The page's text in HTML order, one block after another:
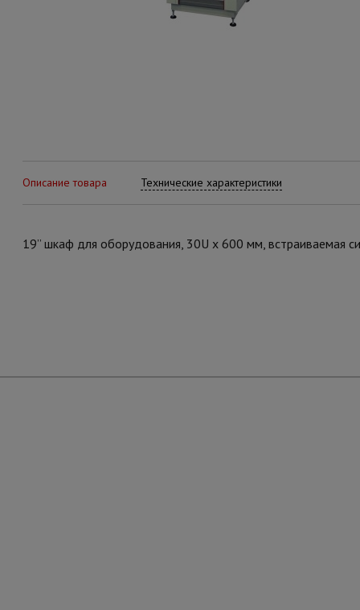
Описание товара Технические характеристики
19” шкаф для оборудования, 30U х 600 мм, встраиваемая